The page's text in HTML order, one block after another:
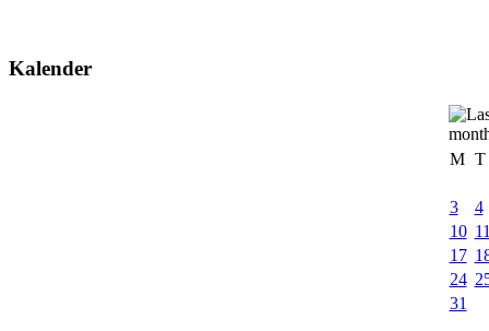
Kalender
M T
3
4
10
17
24
31